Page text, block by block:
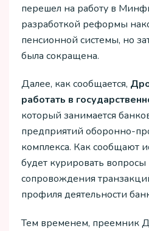
перешел на работу в
разработкой реформы
пенсионной системы, но
была сокращена.
Далее, как сообщается,
работать в
который занимается
предприятий оборонно-
комплекса. Как сообщают
будет курировать вопросы
сопровождения
профиля деятельности
Тем временем, преемник